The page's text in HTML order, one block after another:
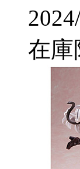
在庫